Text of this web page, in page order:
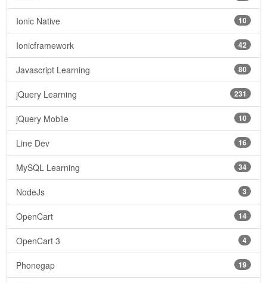
10
Ionic Native
42
Ionicframework
80
Javascript Learning
231
jQuery Learning
10
jQuery Mobile
16
Line Dev
34
MySQL Learning
3
NodeJs
14
OpenCart
4
OpenCart 3
19
Phonegap